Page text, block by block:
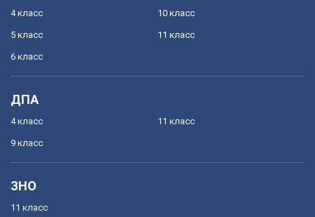
4 класс
5 класс
6 класс
10 класс
11 класс
ДПА
4 класс
9 класс
11 класс
ЗНО
11 класс